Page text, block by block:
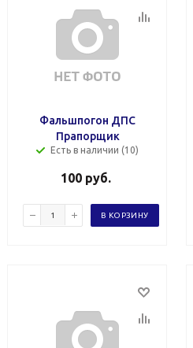
Фальшпогон ДПС
Прапорщик
Есть в наличии (10)
100 руб.
В КОРЗИНУ